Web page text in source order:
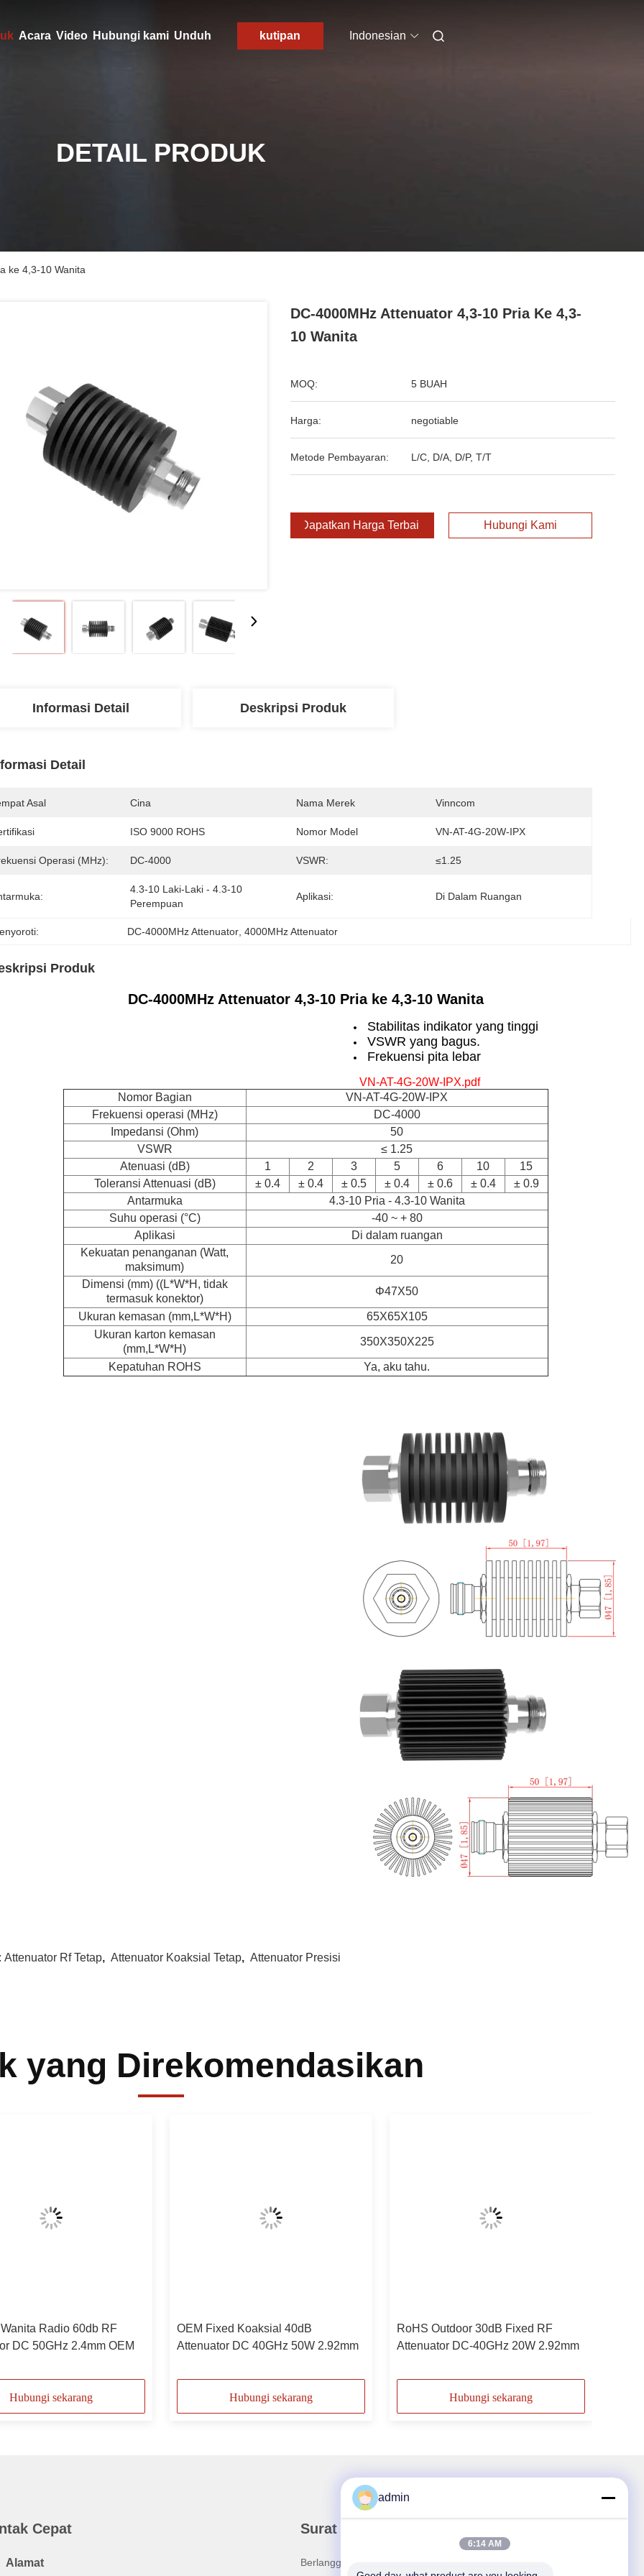
Acara Video Hubungi kami Unduh kutipan Indonesian
DETAIL PRODUK
ke 4,3-10 Wanita
DC-4000MHz Attenuator 4,3-10 Pria Ke 4,3-
10 Wanita
MOQ: 5 BUAH
Harga: negotiable
Metode Pembayaran: L/C, D/A, D/P, T/T
Dapatkan Harga Terbaik Hubungi Kami
Informasi Detail Deskripsi Produk
Detail
Asal Cina Nama Merek Vinncom
ISO 9000 ROHS Nomor Model VN-AT-4G-20W-IPX
Operasi (MHz): DC-4000 VSWR: ≤1.25
4.3-10 Laki-Laki - 4.3-10
Perempuan
Aplikasi: Di Dalam Ruangan
DC-4000MHz Attenuator, 4000MHz Attenuator
Produk
DC-4000MHz Attenuator 4,3-10 Pria ke 4,3-10 Wanita
Stabilitas indikator yang tinggi
VSWR yang bagus.
Frekuensi pita lebar
VN-AT-4G-20W-IPX.pdf
Nomor Bagian
VN-AT-4G-20W-IPX
Frekuensi operasi (MHz)
DC-4000
Impedansi (Ohm)
50
VSWR
≤ 1.25
Atenuasi (dB)
1 2 3 5 6 10
15
Toleransi Attenuasi (dB)
± 0.4 ± 0.4 ± 0.5 ± 0.4 ± 0.6 ± 0.4
± 0.9
Antarmuka
4.3-10 Pria - 4.3-10 Wanita
Suhu operasi (°C)
-40 ~ + 80
Aplikasi
Di dalam ruangan
Kekuatan penanganan (Watt,
maksimum)
20
Dimensi (mm) ((L*W*H, tidak
termasuk konektor)
Φ47X50
Ukuran kemasan (mm,L*W*H)
65X65X105
Ukuran karton kemasan
(mm,L*W*H)
350X350X225
Kepatuhan ROHS Ya, aku tahu.
Attenuator Rf Tetap, Attenuator Koaksial Tetap, Attenuator Presisi
yang Direkomendasikan
Radio 60db RF
DC 50GHz 2.4mm OEM
Hubungi sekarang
OEM Fixed Koaksial 40dB
Attenuator DC 40GHz 50W 2.92mm
Hubungi sekarang
RoHS Outdoor 30dB Fixed RF
Attenuator DC-40GHz 20W 2.92mm
Hubungi sekarang
Cepat
Alamat
Surat Kabar Kami
Berlangganan buletin kami untuk diskon dan lainnya.
admin
6:14 AM